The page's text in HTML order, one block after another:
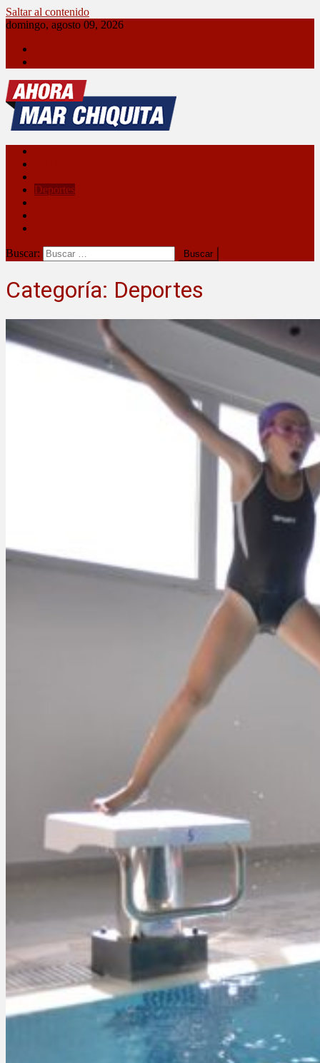
Saltar al contenido
domingo, agosto 09, 2026
Ahora Mar Chiquita
Deportes
Buscar:
Categoría: Deportes